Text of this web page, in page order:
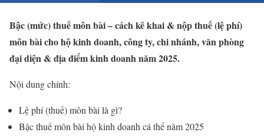
Bậc (mức) thuế môn bài – cách kê khai & nộp thuế (lệ phí)
môn bài cho hộ kinh doanh, công ty, chi nhánh, văn phòng
đại diện & địa điểm kinh doanh năm 2025.
Nội dung chính:
Lệ phí (thuế) môn bài là gì?
Bậc thuế môn bài hộ kinh doanh cá thể năm 2025